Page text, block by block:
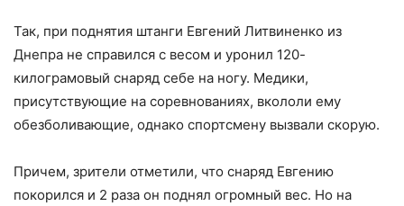
Так, при поднятия штанги Евгений Литвиненко из
Днепра не справился с весом и уронил 120-
килограмовый снаряд себе на ногу. Медики,
присутствующие на соревнованиях, вкололи ему
обезболивающие, однако спортсмену вызвали скорую.
Причем, зрители отметили, что снаряд Евгению
покорился и 2 раза он поднял огромный вес. Но на